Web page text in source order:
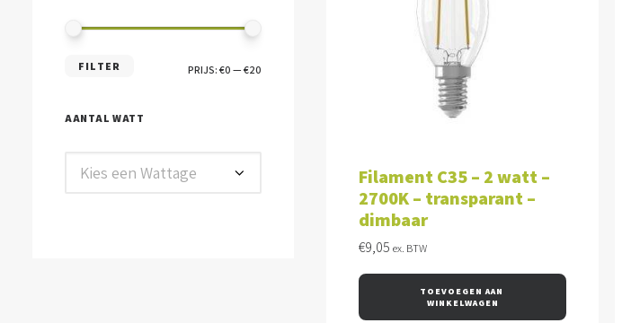
FILTER PRIJS: €0 — €20
AANTAL WATT
Kies een Wattage
Filament C35 – 2 watt –
2700K – transparant –
dimbaar
€9,05 ex. BTW
TOEVOEGEN AAN
WINKELWAGEN